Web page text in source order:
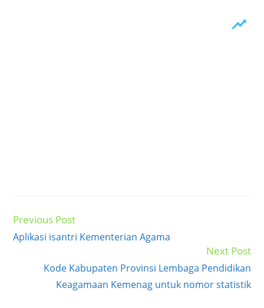
Read
more
articles
Previous Post
Aplikasi isantri Kementerian Agama
Next Post
Kode Kabupaten Provinsi Lembaga Pendidikan
Keagamaan Kemenag untuk nomor statistik